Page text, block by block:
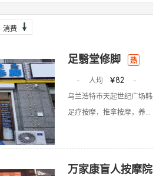
消费
足翳堂修脚 热
- 人均 ￥82
-
乌兰浩特市天起世纪广场
足疗按摩，推拿按摩，养...
万家康盲人按摩院